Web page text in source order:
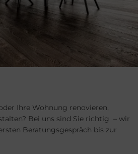
Ihre Wohnung renovieren,
Bei uns sind Sie richtig – wir
Beratungsgespräch bis zur